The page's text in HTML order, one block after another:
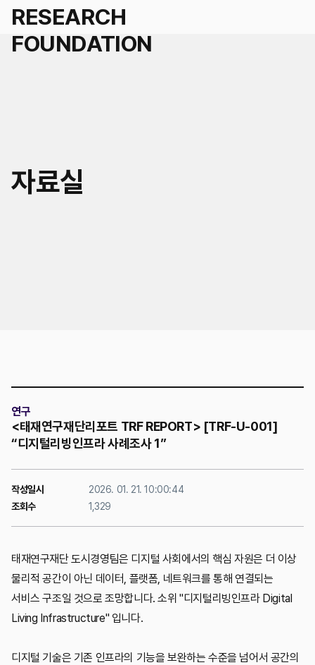
국가경영
학술연구지원 신청
자료실
연구
<태재연구재단리포트 TRF REPORT> [TRF-U-001]
“디지털리빙인프라 사례조사 1”
작성일시
2026. 01. 21. 10:00:44
조회수
1,329
태재연구재단 도시경영팀은 디지털 사회에서의 핵심 자원은 더 이상
물리적 공간이 아닌 데이터, 플랫폼, 네트워크를 통해 연결되는
서비스 구조일 것으로 조망합니다. 소위 "디지털리빙인프라 Digital
Living Infrastructure" 입니다.
디지털 기술은 기존 인프라의 기능을 보완하는 수준을 넘어서 공간의